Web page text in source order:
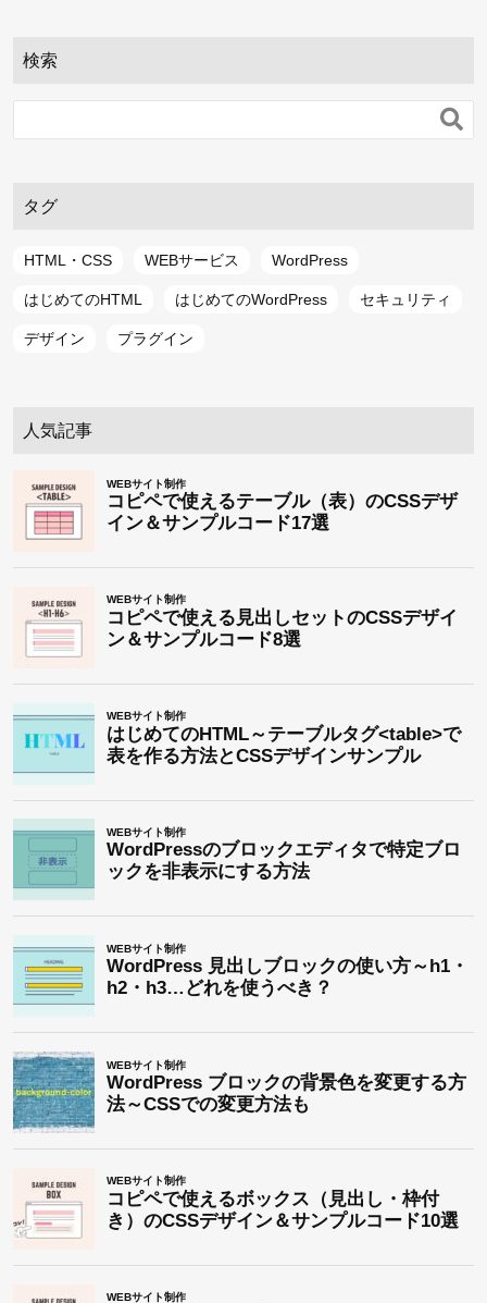
検索

タグ
HTML・CSS WEBサービス WordPress
はじめてのHTML はじめてのWordPress セキュリティ
デザイン プラグイン
人気記事